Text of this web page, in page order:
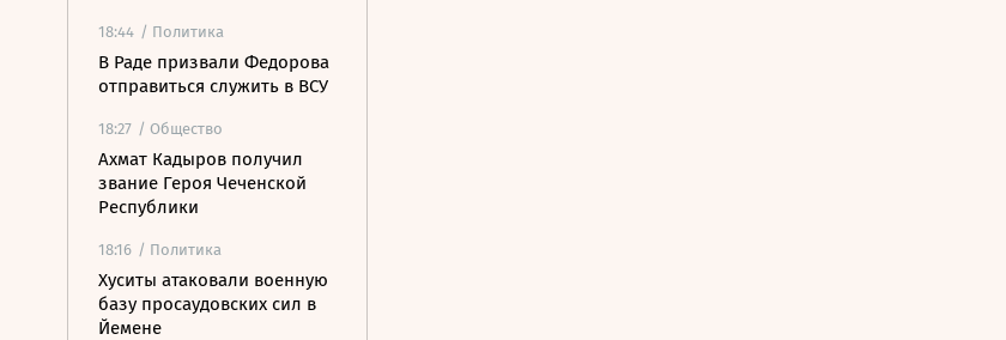
18:44 / Политика
В Раде призвали Федорова
отправиться служить в ВСУ
18:27 / Общество
Ахмат Кадыров получил
звание Героя Чеченской
Республики
18:16 / Политика
Хуситы атаковали военную
базу просаудовских сил в
Йемене